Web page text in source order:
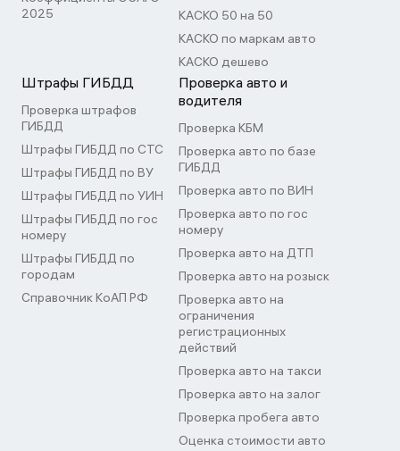
2025
КАСКО 50 на 50
КАСКО по маркам авто
КАСКО дешево
Штрафы ГИБДД
Проверка штрафов
ГИБДД
Штрафы ГИБДД по СТС
Штрафы ГИБДД по ВУ
Штрафы ГИБДД по УИН
Штрафы ГИБДД по гос
номеру
Штрафы ГИБДД по
городам
Справочник КоАП РФ
Проверка авто и
водителя
Проверка КБМ
Проверка авто по базе
ГИБДД
Проверка авто по ВИН
Проверка авто по гос
номеру
Проверка авто на ДТП
Проверка авто на розыск
Проверка авто на
ограничения
регистрационных
действий
Проверка авто на такси
Проверка авто на залог
Проверка пробега авто
Оценка стоимости авто